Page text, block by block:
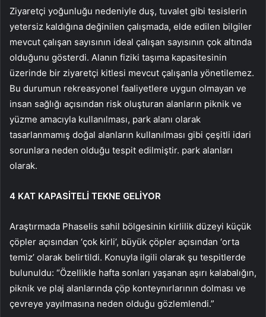
Ziyaretçi yoğunluğu nedeniyle duş, tuvalet gibi tesislerin
yetersiz kaldığına değinilen çalışmada, elde edilen bilgiler
mevcut çalışan sayısının ideal çalışan sayısının çok altında
olduğunu gösterdi. Alanın fiziki taşıma kapasitesinin
üzerinde bir ziyaretçi kitlesi mevcut çalışanla yönetilemez.
Bu durumun rekreasyonel faaliyetlere uygun olmayan ve
insan sağlığı açısından risk oluşturan alanların piknik ve
yüzme amacıyla kullanılması, park alanı olarak
tasarlanmamış doğal alanların kullanılması gibi çeşitli idari
sorunlara neden olduğu tespit edilmiştir. park alanları
olarak.
4 KAT KAPASİTELİ TEKNE GELİYOR
Araştırmada Phaselis sahil bölgesinin kirlilik düzeyi küçük
çöpler açısından ‘çok kirli’, büyük çöpler açısından ‘orta
temiz’ olarak belirtildi. Konuyla ilgili olarak şu tespitlerde
bulunuldu: “Özellikle hafta sonları yaşanan aşırı kalabalığın,
piknik ve plaj alanlarında çöp konteynırlarının dolması ve
çevreye yayılmasına neden olduğu gözlemlendi.”